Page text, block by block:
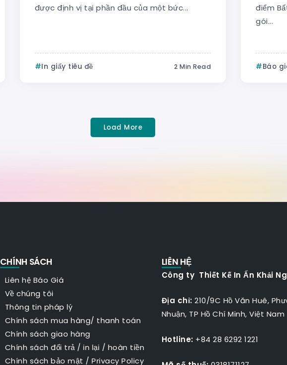
được định vị tại phần đầu của một bức...
In giấy tiêu đề 2 Min Read
điểm
gói...
Báo
Load More
CHÍNH SÁCH
Liên hệ Báo Giá
Về chúng tôi
Thông tin pháp lý
Chính sách mua hàng/ thanh toán
Chính sách giao hàng
Chính sách đổi trả / in lại / hoàn tiền
Chính sách bảo mật /Privacy Policy
LIÊN HỆ
Công ty Thiết Kế In Ấn Khải
Địa chỉ: 210/9C Hồ Văn Huê,
Nhuận, TP Hồ Chí Minh, Việt Nam
Hotline: +84 28 6292 1221